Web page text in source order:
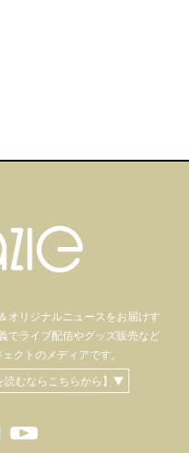
オリジナルニュースをお届けす
でライブ配信やグッズ販売など
クトのメディアです。
読むならこちらから】▼